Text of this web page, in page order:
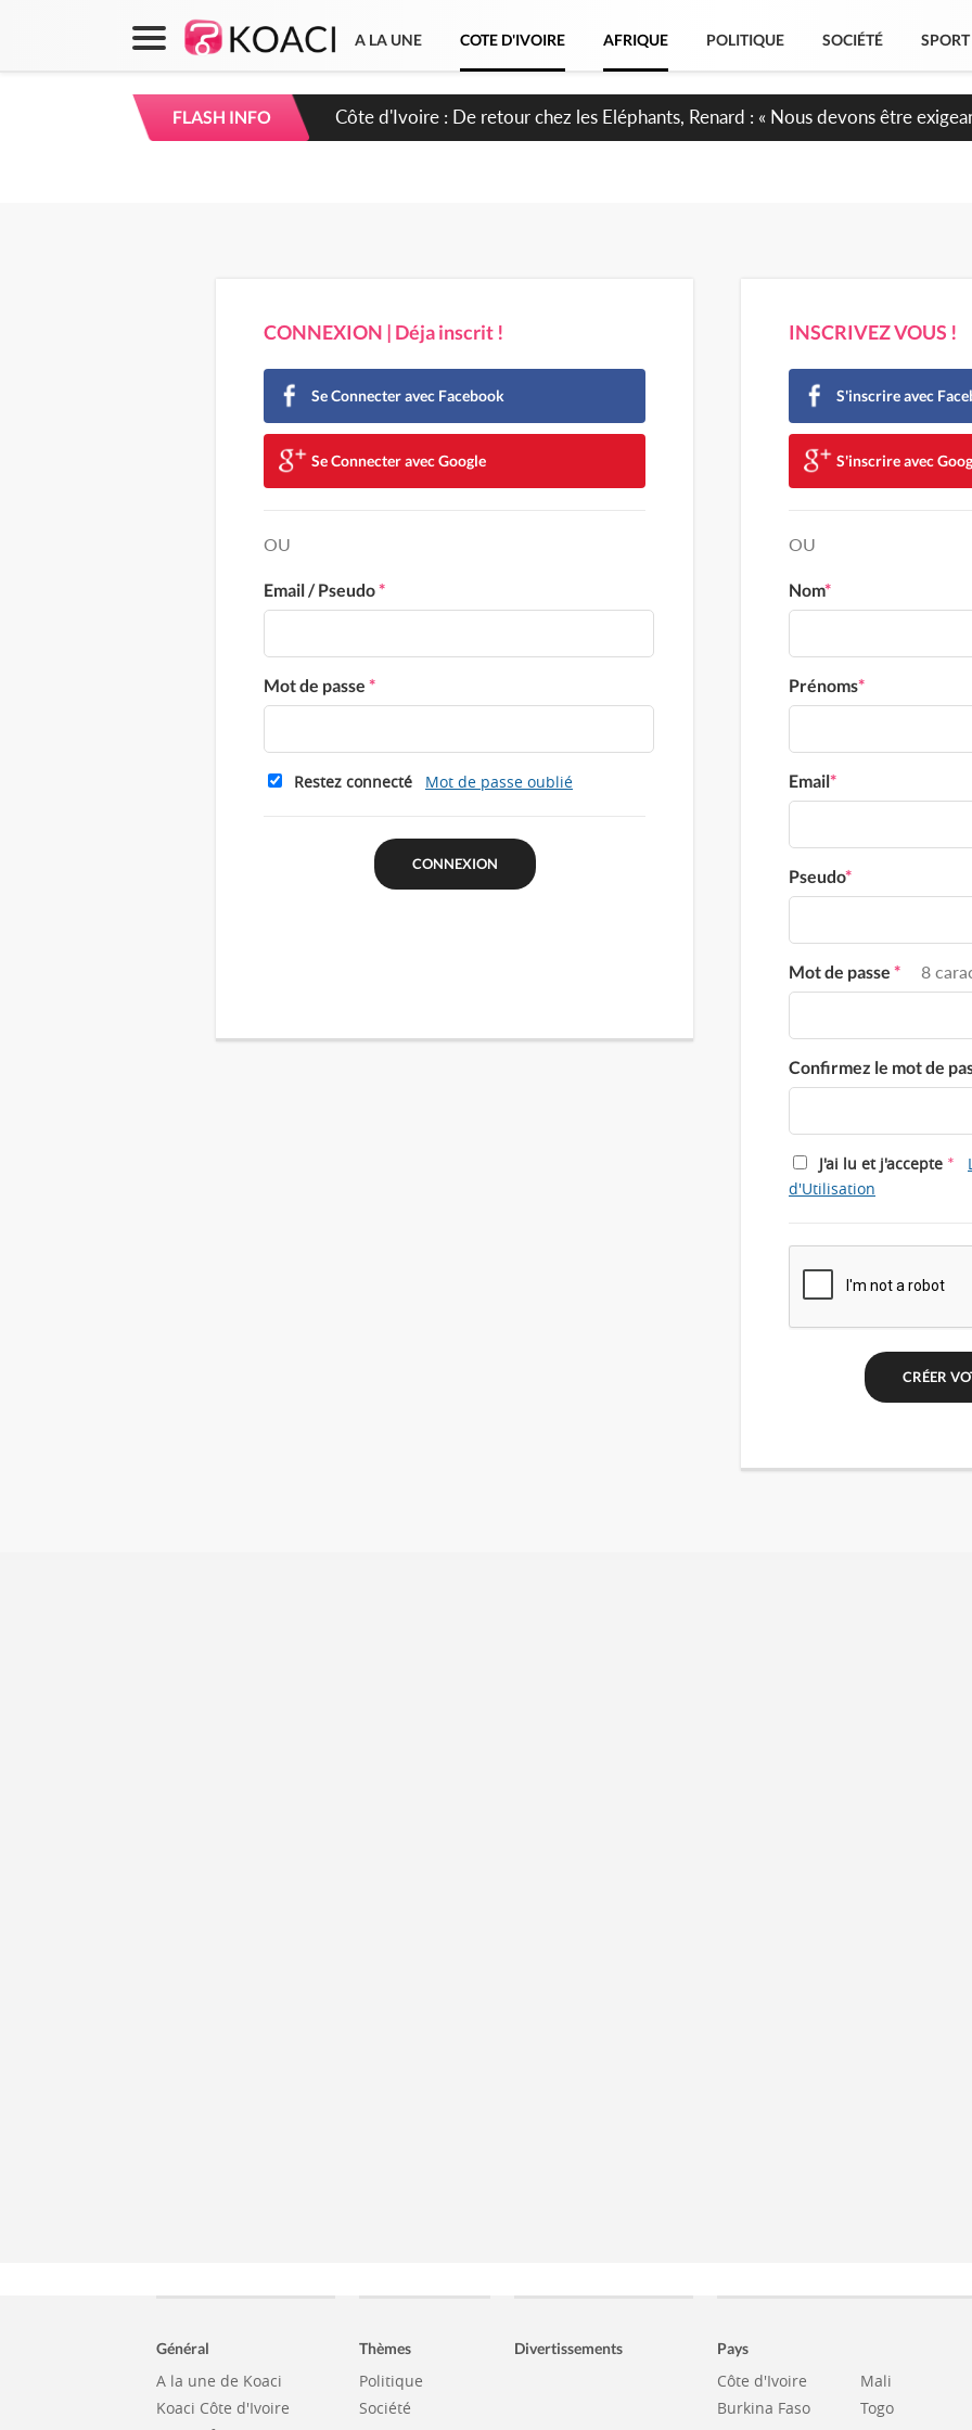
A LA UNE COTE D'IVOIRE AFRIQUE POLITIQUE SOCIÉTÉ SPORT
FLASH INFO
Côte d'Ivoire : 66e anniversaire de l'Indépendance, les Forces de Défense et
CONNEXION | Déja inscrit !
Se Connecter avec Facebook
Se Connecter avec Google
OU
Email / Pseudo*
Mot de passe *
Restez connecté Mot de passe oublié
INSCRIVEZ VOUS !
S'inscrire avec
S'inscrire avec
OU
Nom*
Prénoms*
Email*
Pseudo*
Mot de passe * 8
Confirmez le mot de
J'ai lu et j'accepte *
d'Utilisation
Général
A la une de Koaci
Koaci Côte d'Ivoire
Thèmes
Politique
Société
Divertissements Pays
Côte d'Ivoire
Burkina Faso
Mali
Togo